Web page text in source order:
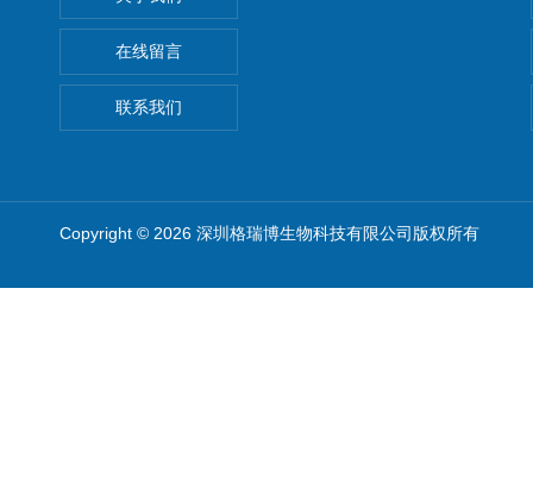
在线留言
联系我们
Copyright © 2026 深圳格瑞博生物科技有限公司版权所有